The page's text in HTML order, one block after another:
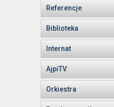
Referencje
Biblioteka
Internat
AjpiTV
Orkiestra